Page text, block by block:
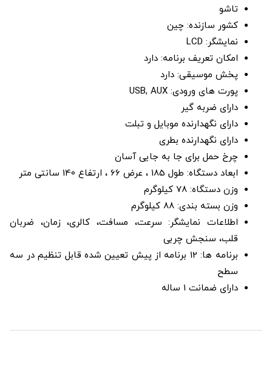
تاشو
کشور سازنده: چین
نمایشگر: LCD
امکان تعریف برنامه: دارد
پخش موسیقی: دارد
پورت های ورودی: USB, AUX
دارای ضربه گیر
دارای نگهدارنده موبایل و تبلت
دارای نگهدارنده بطری
چرخ حمل برای جا به جایی آسان
ابعاد دستگاه: طول 185 ، عرض 66 ، ارتفاع 140 سانتی متر
وزن دستگاه: 78 کیلوگرم
وزن بسته بندی: 88 کیلوگرم
اطلاعات نمایشگر: سرعت، مسافت، کالری، زمان، ضربان
قلب، سنجش چربی
برنامه ها: 12 برنامه از پیش تعیین شده قابل تنظیم در سه
سطح
دارای ضمانت 1 ساله